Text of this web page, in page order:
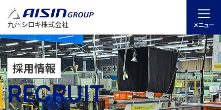
九州シロキ株式会社 メニュー
採用情報
RECRUIT